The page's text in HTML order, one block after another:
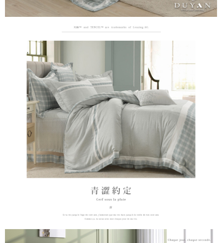
權轉讓予恩沛科技股份有限公司。
２．關於個人資料處理事宜，請瀏覽以下網址：
https://aftee.tw/terms/#terms3
３．未成年的使用者請事先徵得法定代理人或監護人之同意方可使用
「AFTEE先享後付」，若未經同意申辦者引起之損失，本公司不負相關責
４．使用「AFTEE先享後付」時，將依據個別帳號之用戶狀況，依本公司即
時審查核予不同之上限額度；若仍有額度不足之情形，本公司將視審查結果
請求用戶進行身份認證。
５．嚴禁一人註冊多個帳號或使用他人資訊註冊。若發現惡意使用之情形，
恩沛科技股份有限公司將有權停止該用戶之使用額度並採取法律行動。